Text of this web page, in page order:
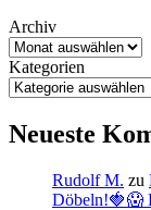
Archiv
Kategorien
Neueste
Rudolf M. zu
Döbeln!🍓😱